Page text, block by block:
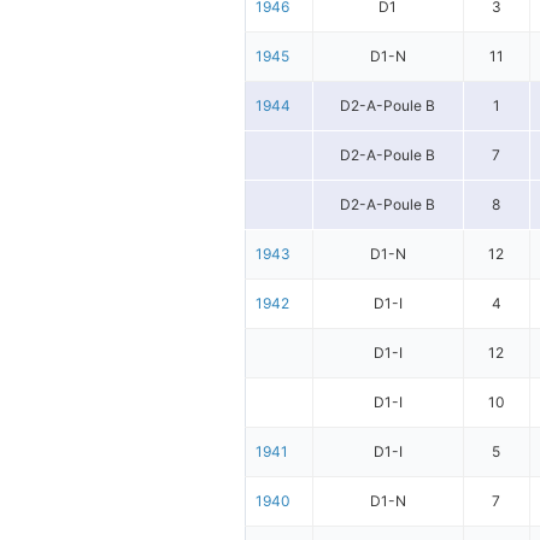
1946 D1 3
1945 D1-N 11
1944 D2-A-Poule B 1
D2-A-Poule B 7
D2-A-Poule B 8
1943 D1-N 12
1942 D1-I 4
D1-I 12
D1-I 10
1941 D1-I 5
1940 D1-N 7